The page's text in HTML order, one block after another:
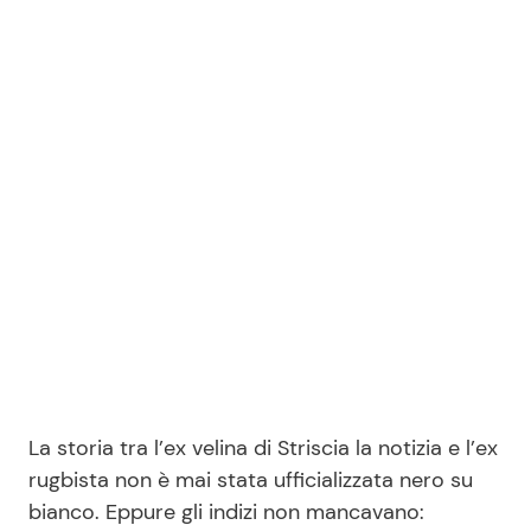
La storia tra l’ex velina di Striscia la notizia e l’ex
rugbista non è mai stata ufficializzata nero su
bianco. Eppure gli indizi non mancavano: